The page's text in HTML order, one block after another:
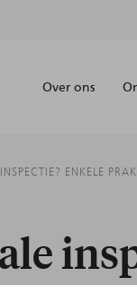
Over ons
ENKELE